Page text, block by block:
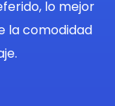
lo mejor
la comodidad